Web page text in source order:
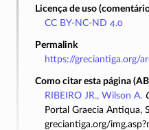
Licença de uso
CC BY-NC-ND 4.0
Permalink
https://greciantiga.org/
Como citar esta página
RIBEIRO JR., Wilson A.
Portal Graecia Antiqua,
greciantiga.org/